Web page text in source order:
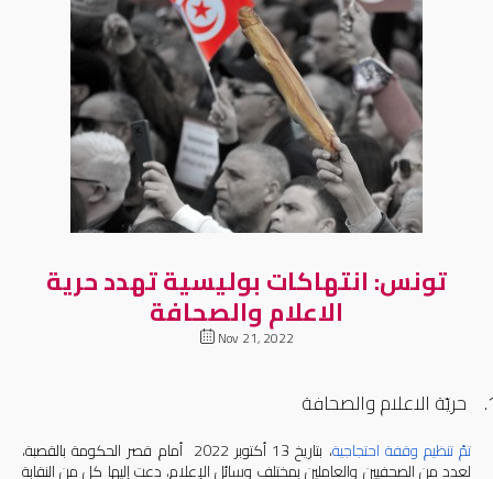
تونس: انتهاكات بوليسية تهدد حرية
الاعلام والصحافة
Nov 21, 2022
حريّة الاعلام والصحافة
تمّتنظيم وقفة احتجاجية، بتاريخ 13 أكتوبر 2022 أمام قصر الحكومة بالقصبة،
لعدد من الصحفيين والعاملين بمختلف وسائل الإعلام، دعت إليها كل من النقابة